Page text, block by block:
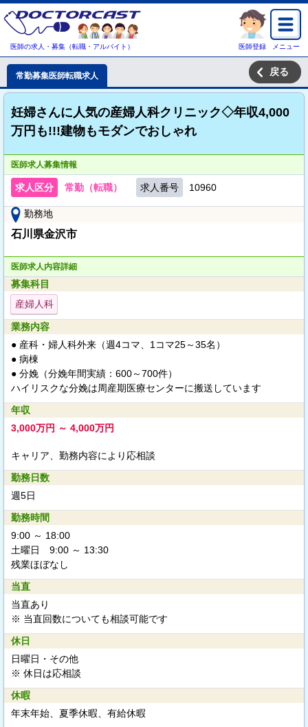
医師の求人・募集（転職・アルバイト） 医師登録 メニュー
常勤募集医師転職求人 戻る
妊婦さんに人気の産婦人科クリニック◇年収4,000
万円も!!!建物もモダンでおしゃれ
医師求人募集情報
求人区分 常勤（転職） 求人番号 10960
勤務地
石川県金沢市
医師求人内容詳細
募集科目
産婦人科
業務内容
● 産科・婦人科外来（週4コマ、1コマ25～35名）
● 病棟
● 分娩（分娩年間実績：600～700件）
ハイリスクな分娩は周産期医療センターに搬送しています
年収
3,000万円 ～ 4,000万円
キャリア、勤務内容により応相談
勤務日数
週5日
勤務時間
9:00 ～ 18:00
土曜日 9:00 ～ 13:30
残業ほぼなし
当直
当直あり
※ 当直回数についても相談可能です
休日
日曜日・その他
※ 休日は応相談
休暇
年末年始、夏季休暇、有給休暇